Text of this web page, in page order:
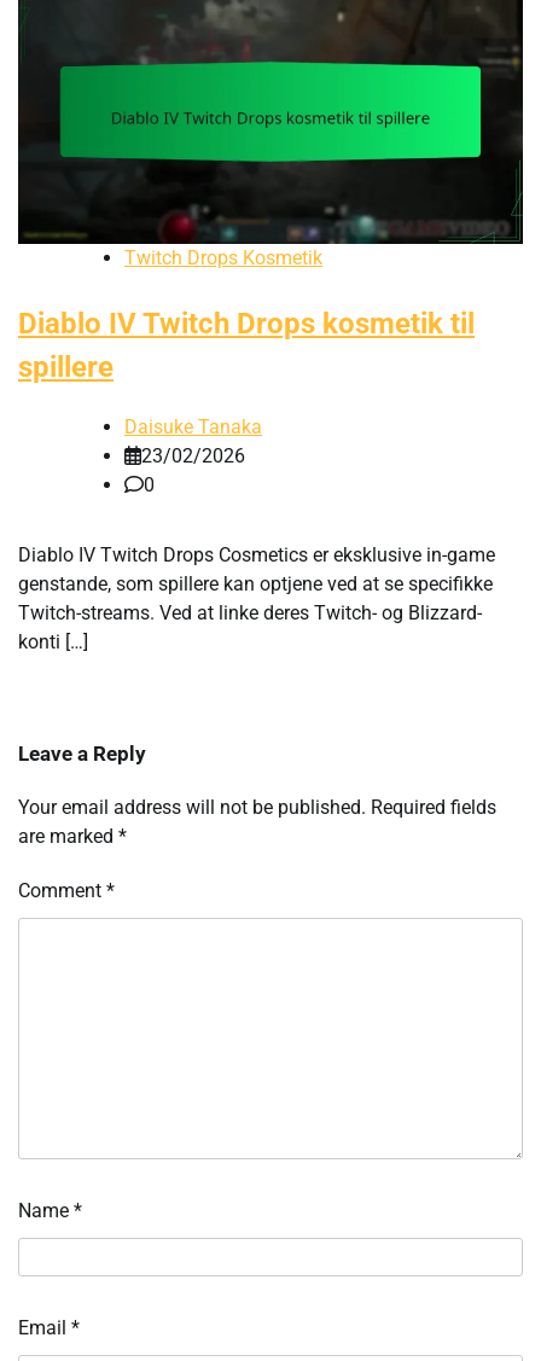
Twitch Drops Kosmetik
Diablo IV Twitch Drops kosmetik til
spillere
Daisuke Tanaka
23/02/2026
0
Diablo IV Twitch Drops Cosmetics er eksklusive in-game
genstande, som spillere kan optjene ved at se specifikke
Twitch-streams. Ved at linke deres Twitch- og Blizzard-
konti […]
Leave a Reply
Your email address will not be published. Required fields
are marked *
Comment *
Name *
Email *